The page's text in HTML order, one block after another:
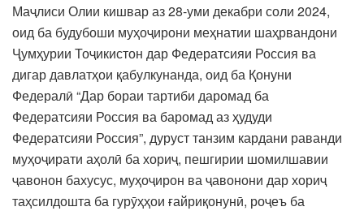
Маҷлиси Олии кишвар аз 28-уми декабри соли 2024,
оид ба будубоши муҳоҷирони меҳнатии шаҳрвандони
Ҷумҳурии Тоҷикистон дар Федератсияи Россия ва
дигар давлатҳои қабулкунанда, оид ба Қонуни
Федералӣ “Дар бораи тартиби даромад ба
Федератсияи Россия ва баромад аз ҳудуди
Федератсияи Россия”, дуруст танзим кардани раванди
муҳоҷирати аҳолӣ ба хориҷ, пешгирии шомилшавии
ҷавонон бахусус, муҳоҷирон ва ҷавонони дар хориҷ
таҳсилдошта ба гурӯҳҳои ғайриқонунӣ, роҷеъ ба